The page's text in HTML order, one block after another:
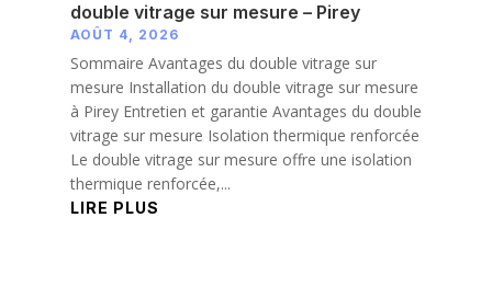
double vitrage sur mesure – Pirey
AOÛT 4, 2026
Sommaire Avantages du double vitrage sur
mesure Installation du double vitrage sur mesure
à Pirey Entretien et garantie Avantages du double
vitrage sur mesure Isolation thermique renforcée
Le double vitrage sur mesure offre une isolation
thermique renforcée,...
LIRE PLUS